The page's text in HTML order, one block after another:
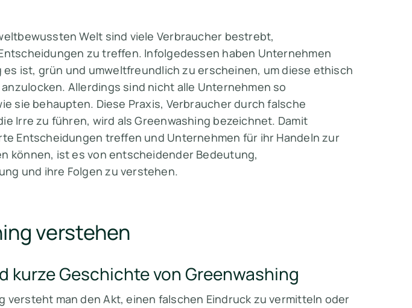
Welt sind viele Verbraucher bestrebt,
zu treffen. Infolgedessen haben Unternehmen
ist, grün und umweltfreundlich zu erscheinen, um diese ethisch
Allerdings sind nicht alle Unternehmen so
sie behaupten. Diese Praxis, Verbraucher durch falsche
Irre zu führen, wird als Greenwashing bezeichnet. Damit
Entscheidungen treffen und Unternehmen für ihr Handeln zur
können, ist es von entscheidender Bedeutung,
und ihre Folgen zu verstehen.
verstehen
kurze Geschichte von Greenwashing
versteht man den Akt, einen falschen Eindruck zu vermitteln oder